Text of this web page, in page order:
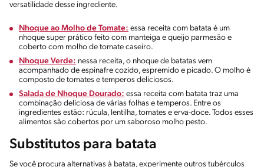
versatilidade desse ingrediente.
Nhoque ao Molho de Tomate: essa receita com batata é um
nhoque super prático feito com manteiga e queijo parmesão e
coberto com molho de tomate caseiro.
Nhoque Verde: nessa receita, o nhoque de batatas vem
acompanhado de espinafre cozido, espremido e picado. O molho é
composto de tomates e temperos deliciosos.
Salada de Nhoque Dourado: essa receita com batata traz uma
combinação deliciosa de várias folhas e temperos. Entre os
ingredientes estão: rúcula, lentilha, tomates e erva-doce. Todos esses
alimentos são cobertos por um saboroso molho pesto.
Substitutos para batata
Se você procura alternativas à batata, experimente outros tubérculos